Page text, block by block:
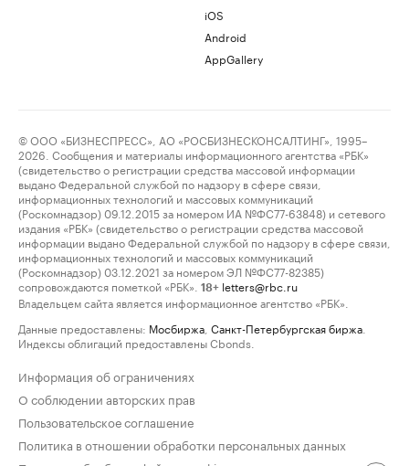
iOS
Android
AppGallery
© ООО «БИЗНЕСПРЕСС», АО «РОСБИЗНЕСКОНСАЛТИНГ», 1995–
2026. Сообщения и материалы информационного агентства «РБК»
(свидетельство о регистрации средства массовой информации
выдано Федеральной службой по надзору в сфере связи,
информационных технологий и массовых коммуникаций
(Роскомнадзор) 09.12.2015 за номером ИА №ФС77-63848) и сетевого
издания «РБК» (свидетельство о регистрации средства массовой
информации выдано Федеральной службой по надзору в сфере связи,
информационных технологий и массовых коммуникаций
(Роскомнадзор) 03.12.2021 за номером ЭЛ №ФС77-82385)
сопровождаются пометкой «РБК».
18+ letters@rbc.ru
Владельцем сайта является информационное агентство «РБК».
Данные предоставлены: Мосбиржа Санкт-Петербургская биржа
Индексы облигаций предоставлены Cbonds.
Информация об ограничениях
О соблюдении авторских прав
Пользовательское соглашение
Политика в отношении обработки персональных данных